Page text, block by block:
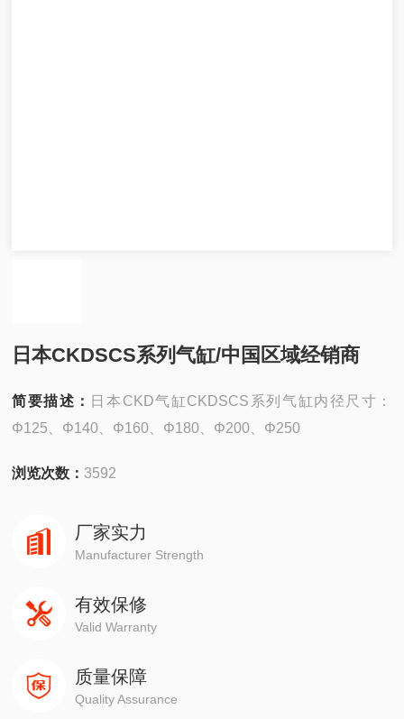
日本CKDSCS系列气缸/中国区域经销商
简要描述： 日本CKD气缸CKDSCS系列气缸内径尺寸：
Φ125、Φ140、Φ160、Φ180、Φ200、Φ250
浏览次数：3592
厂家实力
Manufacturer Strength
有效保修
Valid Warranty
质量保障
Quality Assurance